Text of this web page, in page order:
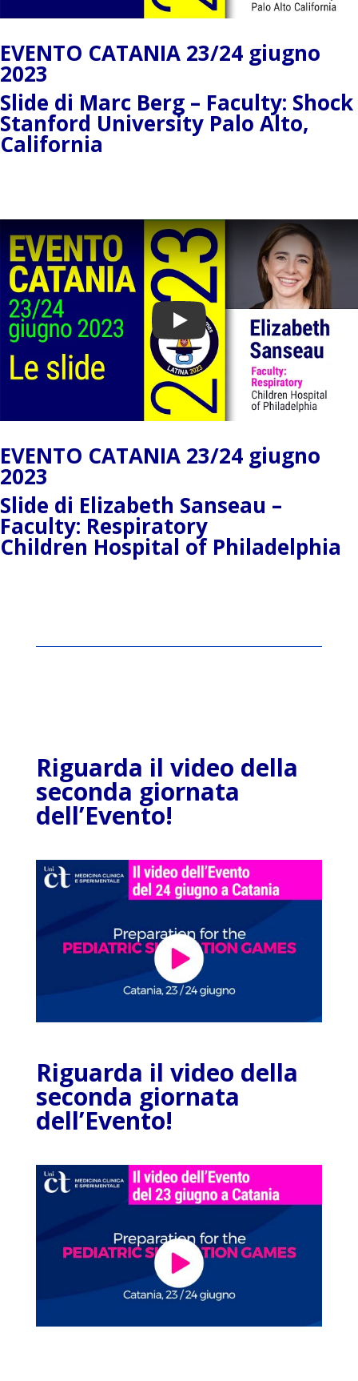
EVENTO CATANIA 23/24 giugno
2023
Slide di Marc Berg – Faculty: Shock
Stanford University Palo Alto,
California
Play
EVENTO CATANIA 23/24 giugno
2023
Slide di Elizabeth Sanseau –
Faculty: Respiratory
Children Hospital of Philadelphia
Riguarda il video della
seconda giornata
dell’Evento!
Riguarda il video della
seconda giornata
dell’Evento!